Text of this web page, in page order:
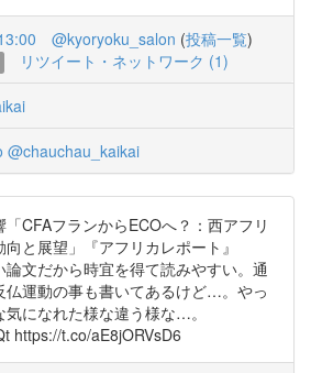
@kyoryoku_salon (投稿一覧)
リツイート・ネットワーク (1)
@chauchau_kaikai
CFAフランからECOへ？：西アフリ
と展望」『アフリカレポート』
文だから時宜を得て読みやすい。通
仏運動の事も書いてあるけど…。やっ
になれた様な違う様な…。
https://t.co/aE8jORVsD6